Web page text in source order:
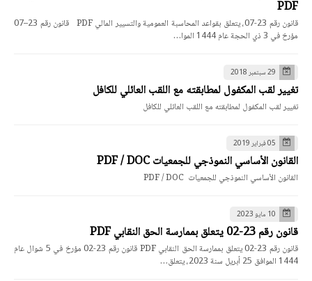
PDF
قانون رقم 23-07، يتعلق بقواعد المحاسبة العمومية والتسيير المالي PDF قانون رقم 23–07
مؤرخ في 3 ذي الحجة عام 1444 الموا…
29 سبتمبر 2018
تغيير لقب المكفول لمطابقته مع اللقب العائلي للكافل
تغيير لقب المكفول لمطابقته مع اللقب العائلي للكافل
05 فبراير 2019
القانون الأساسي النموذجي للجمعيات PDF / DOC
القانون الأساسي النموذجي للجمعيات PDF / DOC
10 مايو 2023
قانون رقم 23-02 يتعلق بممارسة الحق النقابي PDF
قانون رقم 23-02 يتعلق بممارسة الحق النقابي PDF قانون رقم 23-02 مؤرخ في 5 شوال عام
1444 الموافق 25 أبريل سنة 2023، يتعلق…